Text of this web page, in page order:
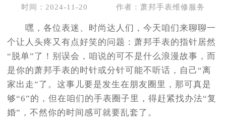
节假日正常营业！
时间：2024-11-20 作者：萧邦手表维修服务
嘿，各位表迷、时尚达人们，今天咱们来聊聊一
个让人头疼又有点好笑的问题：萧邦手表的指针居然
“脱单”了！别误会，咱说的可不是什么浪漫故事，而
是你的萧邦手表的时针或分针可能不听话，自己“离
家出走”了。这事儿要是发生在朋友圈里，那可真是
够“6”的，但在咱们的手表圈子里，得赶紧找办法“复
婚”，不然你的时间感可就要乱套了。